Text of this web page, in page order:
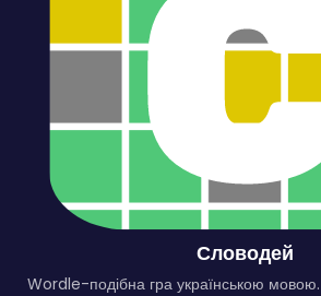
Словодей
Wordle-подібна гра українською